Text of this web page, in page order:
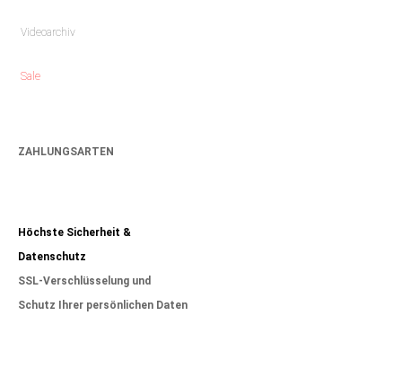
Videoarchiv
Sale
ZAHLUNGSARTEN
Höchste Sicherheit &
Datenschutz
SSL-Verschlüsselung und
Schutz Ihrer persönlichen Daten